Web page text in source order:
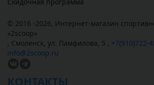
© 2016 -2026, Интернет-магазин
«2scoop»
, Смоленск, ул. Памфилова, 5 , +7(910)722-
info@2scoop.ru
КОНТАКТЫ